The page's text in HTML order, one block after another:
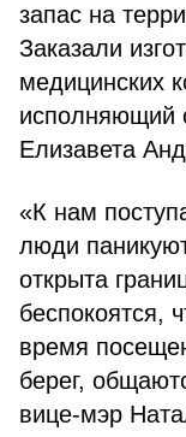
запас на
Заказали
медицинских
исполняющий
Елизавета
«К нам
люди
открыта
беспокоятся,
время
берег,
вице-мэр